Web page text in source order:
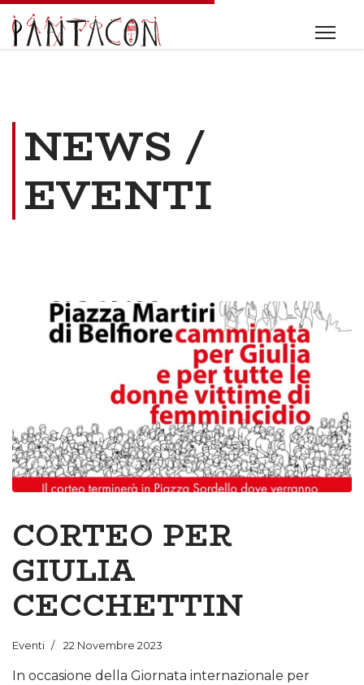
NEWS /
EVENTI
CORTEO PER
GIULIA
CECCHETTIN
Eventi 22 Novembre 2023
In occasione della Giornata internazionale per